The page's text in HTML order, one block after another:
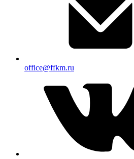
office@ffkm.ru